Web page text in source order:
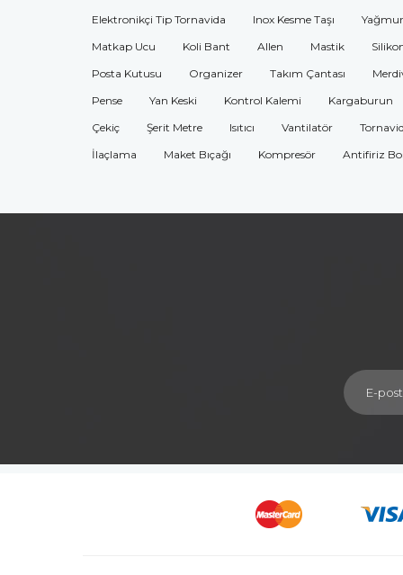
Elektronikçi Tip Tornavida
Inox Kesme Taşı
Matkap Ucu
Koli Bant Allen Mastik
Posta Kutusu
Organizer Takım Çantası
Pense
Yan Keski Kontrol Kalemi Kargaburun
Çekiç
Şerit Metre Isıtıcı Vantilatör
İlaçlama
Maket Bıçağı Kompresör Antifiriz